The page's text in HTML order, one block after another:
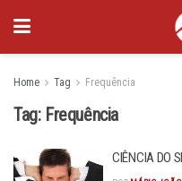
Home Tag Frequência
Tag: Frequência
CIÊNCIA DO